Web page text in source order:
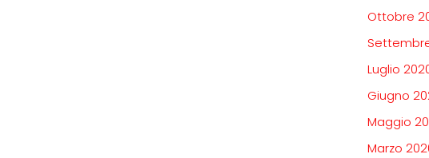
Ottobre
Luglio
Giugno
Maggio
Marzo